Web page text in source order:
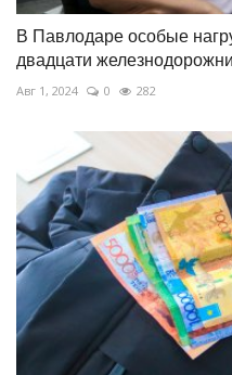
В Павлодаре особые
двадцати
Авг 1, 2024 0 282